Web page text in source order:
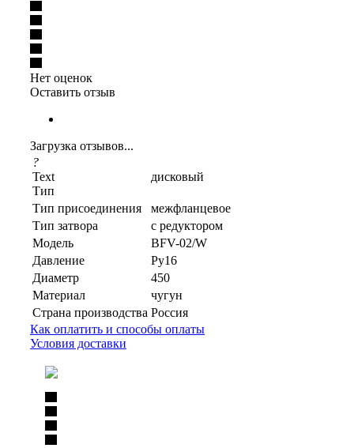
Нет оценок
Оставить отзыв
Загрузка отзывов...
?
Text
Тип
дисковый
Тип присоединения
межфланцевое
Тип затвора
с редуктором
Модель
BFV-02/W
Давление
Ру16
Диаметр
450
Материал
чугун
Страна производства Россия
Как оплатить и способы оплаты
Условия доставки